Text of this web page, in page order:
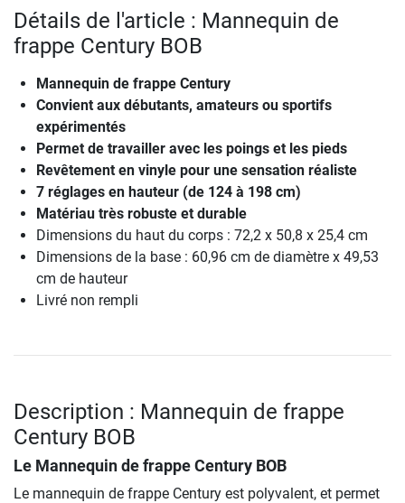
Détails de l'article : Mannequin de
frappe Century BOB
Mannequin de frappe Century
Convient aux débutants, amateurs ou sportifs
expérimentés
Permet de travailler avec les poings et les pieds
Revêtement en vinyle pour une sensation réaliste
7 réglages en hauteur (de 124 à 198 cm)
Matériau très robuste et durable
Dimensions du haut du corps : 72,2 x 50,8 x 25,4 cm
Dimensions de la base : 60,96 cm de diamètre x 49,53
cm de hauteur
Livré non rempli
Description : Mannequin de frappe
Century BOB
Le Mannequin de frappe Century BOB
Le mannequin de frappe Century est polyvalent, et permet